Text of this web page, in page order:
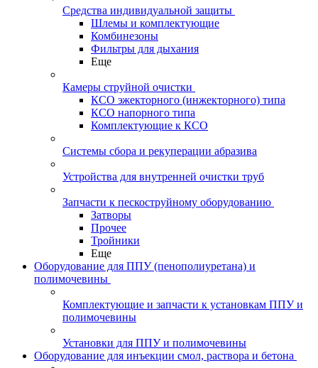
Средства индивидуальной защиты
Шлемы и комплектующие
Комбинезоны
Фильтры для дыхания
Еще
Камеры струйной очистки
КСО эжекторного (инжекторного) типа
КСО напорного типа
Комплектующие к КСО
Системы сбора и рекуперации абразива
Устройства для внутренней очистки труб
Запчасти к пескоструйному оборудованию
Затворы
Прочее
Тройники
Еще
Оборудование для ППУ (пенополиуретана) и
полимочевины
Комплектующие и запчасти к установкам ППУ и
полимочевины
Установки для ППУ и полимочевины
Оборудование для инъекции смол, раствора и бетона